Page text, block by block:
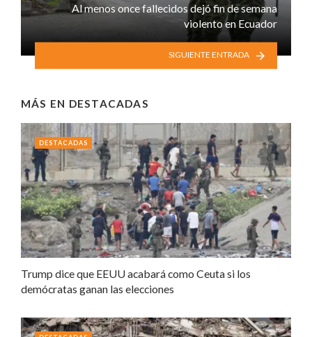
Al menos once fallecidos dejó fin de semana
violento en Ecuador
SIGUIENTE ENTRADA
MÁS EN DESTACADAS
Trump dice que EEUU acabará como Ceuta si los
demócratas ganan las elecciones
DESTACADAS